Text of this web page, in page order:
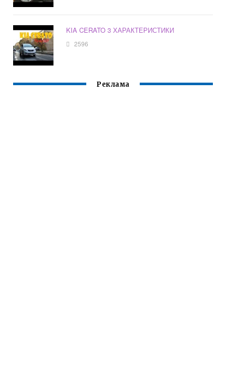
KIA CERATO 3 ХАРАКТЕРИСТИКИ
2596
Реклама